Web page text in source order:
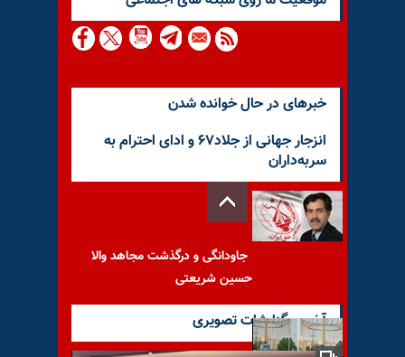
خبرهای در حال خوانده شدن
انزجار جهانی از جلاد۶۷ و ادای احترام به
سربه‌داران
جاودانگی و درگذشت مجاهد والا
حسین شریعتی
آخرین گزارشات تصویری